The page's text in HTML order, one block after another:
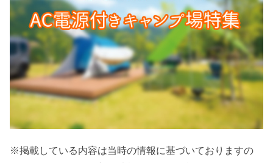
※掲載している内容は当時の情報に基づいておりますの